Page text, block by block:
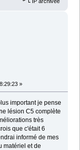
»
important je pense
lésion C5 complète
très
que c'était 6
informé de mes
matériel et de